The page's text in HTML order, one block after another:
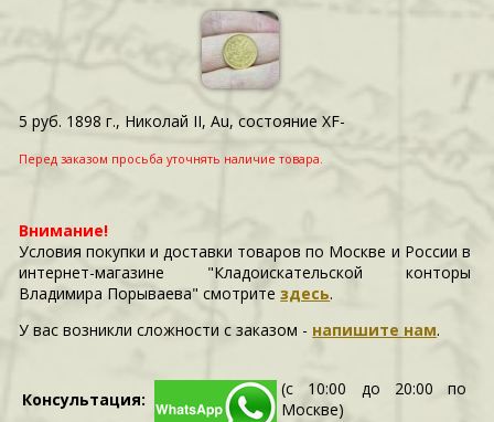
5 руб. 1898 г., Николай II, Au, состояние XF-
Перед заказом просьба уточнять наличие товара.
Внимание!
Условия покупки и доставки товаров по Москве и России в
интернет-магазине "Кладоискательской конторы
Владимира Порываева" смотритездесь.
У вас возникли сложности c заказом - напишите нам.
Консультация:
(с 10:00 до 20:00 по
Москве)